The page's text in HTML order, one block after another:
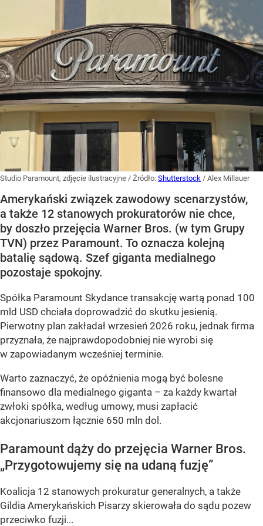
Studio Paramount, zdjęcie ilustracyjne / Źródło: Shutterstock / Alex Millauer
Amerykański związek zawodowy scenarzystów,
a także 12 stanowych prokuratorów nie chce,
by doszło przejęcia Warner Bros. (w tym Grupy
TVN) przez Paramount. To oznacza kolejną
batalię sądową. Szef giganta medialnego
pozostaje spokojny.
Spółka Paramount Skydance transakcję wartą ponad 100
mld USD chciała doprowadzić do skutku jesienią.
Pierwotny plan zakładał wrzesień 2026 roku, jednak firma
przyznała, że najprawdopodobniej nie wyrobi się
w zapowiadanym wcześniej terminie.
Warto zaznaczyć, że opóźnienia mogą być bolesne
finansowo dla medialnego giganta – za każdy kwartał
zwłoki spółka, według umowy, musi zapłacić
akcjonariuszom łącznie 650 mln dol.
Paramount dąży do przejęcia Warner Bros.
„Przygotowujemy się na udaną fuzję”
Koalicja 12 stanowych prokuratur generalnych, a także
Gildia Amerykańskich Pisarzy skierowała do sądu pozew
przeciwko fuzji...